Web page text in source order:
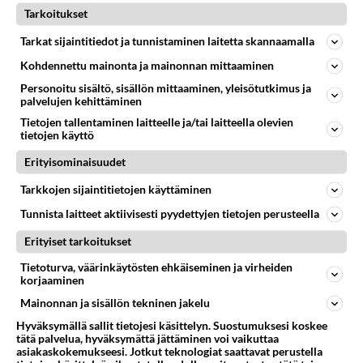
07.08.2026 16:24 Ikävä
Muistatko Mikkelin panttivankidraaman?
07.08.2026 07:39
Maailman menoa
69
07.08.2026 12:07
60
726
Mitä haluaisit kysyä tänään
Kaivatultasi? Anna jokin tunniste itsestäni tai hänestä.
670
En välitä sinusta yhtään
Olet pelkkä itsestään liikoja luuleva ämmä. Kierrän sinut kaukaa nyt ja aina. Olit mulle pelkkä lelu vaan.
07.08.2026 17:14
Ikävä
634
Ei se nainen edes oo
mitenkään nätti 🤣🤣🤣🤣🤣
08.08.2026 19:19
Ikävä
62
Tarkoitukset
Tarkat sijaintitiedot ja tunnistaminen laitetta skannaamalla
Kohdennettu mainonta ja mainonnan mittaaminen
Personoitu sisältö, sisällön mittaaminen, yleisötutkimus ja
palvelujen kehittäminen
Tietojen tallentaminen laitteelle ja/tai laitteella olevien
tietojen käyttö
Erityisominaisuudet
Tarkkojen sijaintitietojen käyttäminen
Tunnista laitteet aktiivisesti pyydettyjen tietojen perusteella
Erityiset tarkoitukset
Tietoturva, väärinkäytösten ehkäiseminen ja virheiden
korjaaminen
Mainonnan ja sisällön tekninen jakelu
Hyväksymällä sallit tietojesi käsittelyn. Suostumuksesi koskee
tätä palvelua, hyväksymättä jättäminen voi vaikuttaa
asiakaskokemukseesi. Jotkut teknologiat saattavat perustella